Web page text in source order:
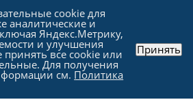
для компьютера
cookie для
аналитические и
Яндекс.Метрику,
и улучшения
все cookie или
Для получения
см. Политика
Принять